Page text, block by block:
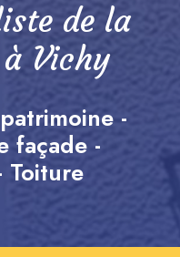
de la
Vichy
-
façade -
Toiture